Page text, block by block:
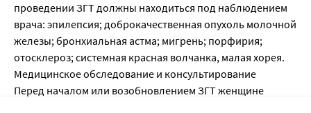
проведении ЗГТ должны находиться под наблюдением
врача: эпилепсия; доброкачественная опухоль молочной
железы; бронхиальная астма; мигрень; порфирия;
отосклероз; системная красная волчанка, малая хорея.
Медицинское обследование и консультирование
Перед началом или возобновлением ЗГТ женщине